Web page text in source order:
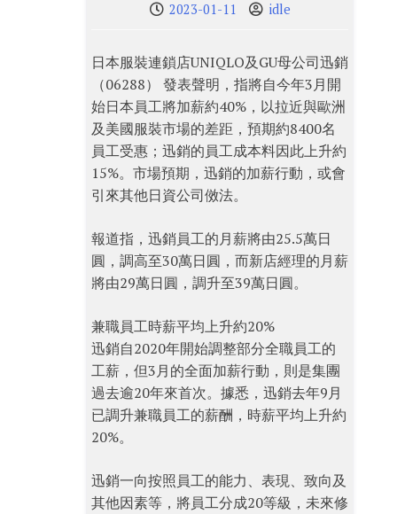
2023-01-11 idle
日本服裝連鎖店UNIQLO及GU母公司迅銷
（06288） 發表聲明，指將自今年3月開
始日本員工將加薪約40%，以拉近與歐洲
及美國服裝市場的差距，預期約8400名
員工受惠；迅銷的員工成本料因此上升約
15%。市場預期，迅銷的加薪行動，或會
引來其他日資公司傚法。
報道指，迅銷員工的月薪將由25.5萬日
圓，調高至30萬日圓，而新店經理的月薪
將由29萬日圓，調升至39萬日圓。
兼職員工時薪平均上升約20%
迅銷自2020年開始調整部分全職員工的
工薪，但3月的全面加薪行動，則是集團
過去逾20年來首次。據悉，迅銷去年9月
已調升兼職員工的薪酬，時薪平均上升約
20%。
迅銷一向按照員工的能力、表現、致向及
其他因素等，將員工分成20等級，未來修